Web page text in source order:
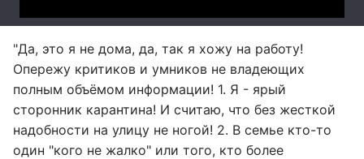
"Да, это я не дома, да, так я хожу на работу!
Опережу критиков и умников не владеющих
полным объёмом информации! 1. Я - ярый
сторонник карантина! И считаю, что без жесткой
надобности на улицу не ногой! 2. В семье кто-то
один "кого не жалко" или того, кто более